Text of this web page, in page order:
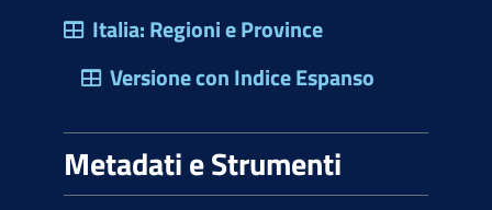
Italia: Regioni e Province
Versione con Indice Espanso
Metadati e Strumenti